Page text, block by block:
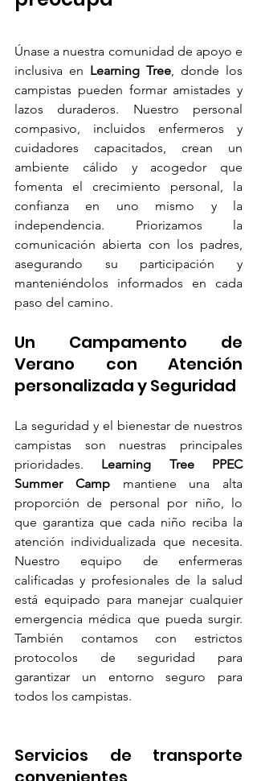
Únase a nuestra comunidad de apoyo e
inclusiva en Learning Tree, donde los
campistas pueden formar amistades y
lazos duraderos. Nuestro personal
compasivo, incluidos enfermeros y
cuidadores capacitados, crean un
ambiente cálido y acogedor que
fomenta el crecimiento personal, la
confianza en uno mismo y la
independencia. Priorizamos la
comunicación abierta con los padres,
asegurando su participación y
manteniéndolos informados en cada
paso del camino.
Un Campamento de
Verano con Atención
personalizada y Seguridad
La seguridad y el bienestar de nuestros
campistas son nuestras principales
prioridades. Learning Tree PPEC
Summer Camp mantiene una alta
proporción de personal por niño, lo
que garantiza que cada niño reciba la
atención individualizada que necesita.
Nuestro equipo de enfermeras
calificadas y profesionales de la salud
está equipado para manejar cualquier
emergencia médica que pueda surgir.
También contamos con estrictos
protocolos de seguridad para
garantizar un entorno seguro para
todos los campistas.
Servicios de transporte